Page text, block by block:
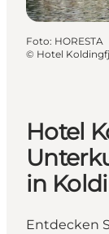
Foto: HORESTA
© Hotel
Hotel
in
Entdecken